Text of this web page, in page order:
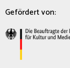
Gefördert von: